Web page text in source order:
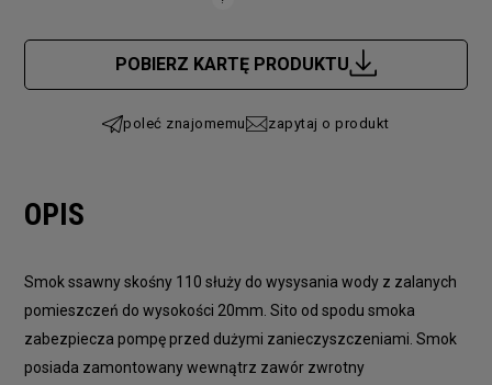
Cena nie zawiera ewentualnych kosztów płatności
POBIERZ KARTĘ PRODUKTU
poleć znajomemu zapytaj o produkt
OPIS
Smok ssawny skośny 110 służy do wysysania wody z zalanych
pomieszczeń do wysokości 20mm. Sito od spodu smoka
zabezpiecza pompę przed dużymi zanieczyszczeniami. Smok
posiada zamontowany wewnątrz zawór zwrotny